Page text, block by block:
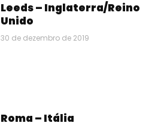
Leeds – Inglaterra/Reino
Unido
30 de dezembro de 2019
Roma – Itália